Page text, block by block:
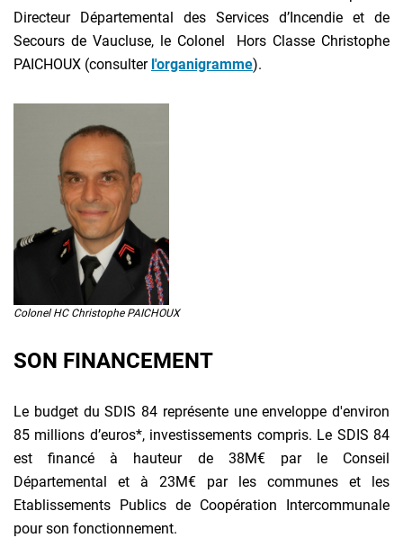
Directeur Départemental des Services d’Incendie et de
Secours de Vaucluse, le Colonel Hors Classe Christophe
PAICHOUX (consulter l'organigramme).
Colonel HC Christophe PAICHOUX
SON FINANCEMENT
Le budget du SDIS 84 représente une enveloppe d'environ
85 millions d’euros*, investissements compris. Le SDIS 84
est financé à hauteur de 38M€ par le Conseil
Départemental et à 23M€ par les communes et les
Etablissements Publics de Coopération Intercommunale
pour son fonctionnement.